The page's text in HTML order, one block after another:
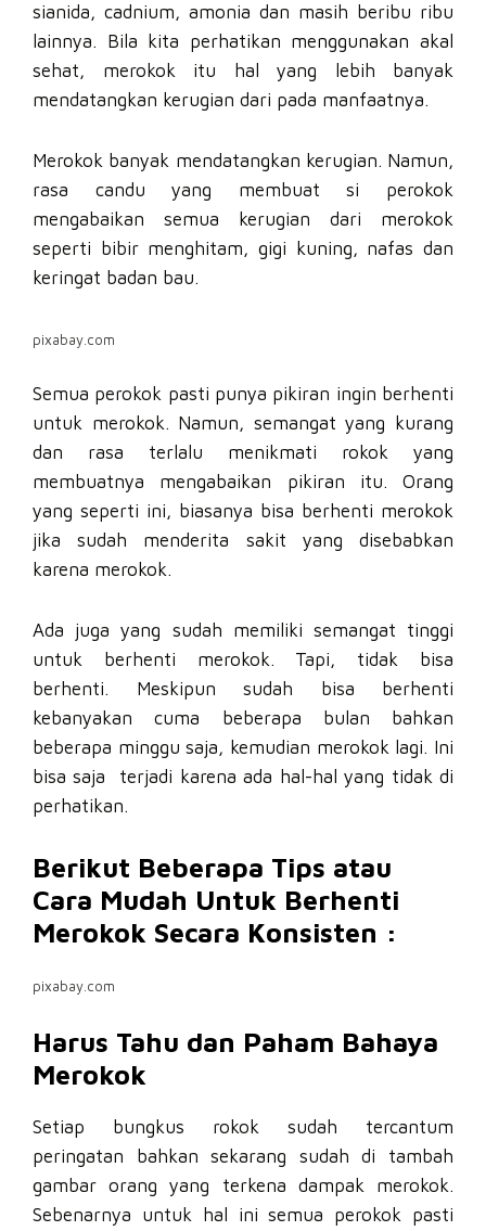
sianida, cadnium, amonia dan masih beribu ribu
lainnya. Bila kita perhatikan menggunakan akal
sehat, merokok itu hal yang lebih banyak
mendatangkan kerugian dari pada manfaatnya.
Merokok banyak mendatangkan kerugian. Namun,
rasa candu yang membuat si perokok
mengabaikan semua kerugian dari merokok
seperti bibir menghitam, gigi kuning, nafas dan
keringat badan bau.
pixabay.com
Semua perokok pasti punya pikiran ingin berhenti
untuk merokok. Namun, semangat yang kurang
dan rasa terlalu menikmati rokok yang
membuatnya mengabaikan pikiran itu. Orang
yang seperti ini, biasanya bisa berhenti merokok
jika sudah menderita sakit yang disebabkan
karena merokok.
Ada juga yang sudah memiliki semangat tinggi
untuk berhenti merokok. Tapi, tidak bisa
berhenti. Meskipun sudah bisa berhenti
kebanyakan cuma beberapa bulan bahkan
beberapa minggu saja, kemudian merokok lagi. Ini
bisa saja terjadi karena ada hal-hal yang tidak di
perhatikan.
Berikut Beberapa Tips atau
Cara Mudah Untuk Berhenti
Merokok Secara Konsisten :
pixabay.com
Harus Tahu dan Paham Bahaya
Merokok
Setiap bungkus rokok sudah tercantum
peringatan bahkan sekarang sudah di tambah
gambar orang yang terkena dampak merokok.
Sebenarnya untuk hal ini semua perokok pasti